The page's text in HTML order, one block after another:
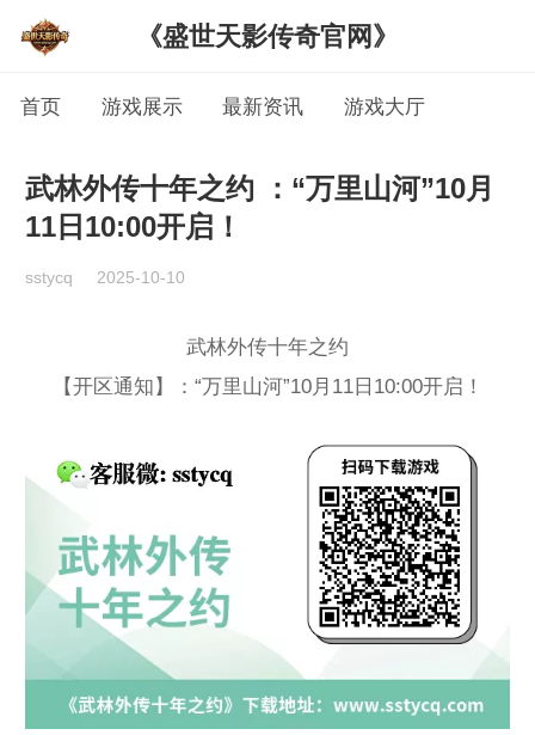
《盛世天影传奇官网》
首页 游戏展示 最新资讯 游戏大厅
武林外传十年之约 ：“万里山河”10月
11日10:00开启！
sstycq 2025-10-10
武林外传十年之约
【开区通知】：“万里山河”10月11日10:00开启！